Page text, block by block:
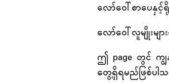
လော်ဝေါ်စာပေနှ
လော်ဝေါ်လူမျိုးမ
ဤ page တွင် ကျွန်ု
တွေ့ရှိရမည်ဖြစ်ပါ